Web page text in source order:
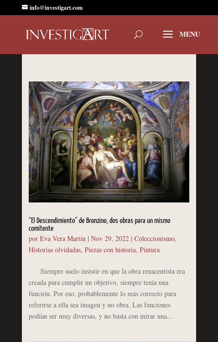
info@investigart.com
“El Descendimiento” de Bronzino, dos obras para un mismo
comitente
por Eva Vera Martín | Nov 29, 2022| Coleccionismo,
Historias olvidadas, Piezas con historia, Pintura
Siempre suelo insistir en que la obra renacentista era
creada para cumplir un objetivo, siempre tenía una
función. Por eso, probablemente lo más correcto para
referirse a ella sea imagen y no obra. Las funciones
podían ser muy diversas, y no basta con mirar una...